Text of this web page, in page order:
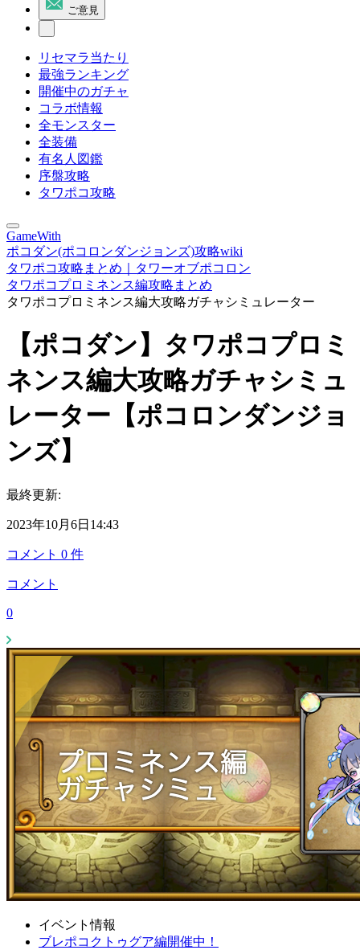
ご意見
リセマラ当たり
最強ランキング
開催中のガチャ
コラボ情報
全モンスター
全装備
有名人図鑑
序盤攻略
タワポコ攻略
GameWith
ポコダン(ポコロンダンジョンズ)攻略wiki
タワポコ攻略まとめ｜タワーオブポコロン
タワポコプロミネンス編攻略まとめ
タワポコプロミネンス編大攻略ガチャシミュレーター
【ポコダン】タワポコプロミ
ネンス編大攻略ガチャシミュ
レーター【ポコロンダンジョ
ンズ】
最終更新:
2023年10月6日14:43
コメント 0 件
コメント
0
イベント情報
ブレポコクトゥグア編開催中！